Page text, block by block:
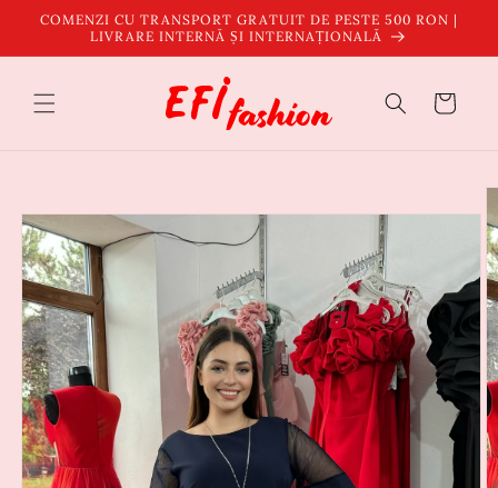
Salt la
conținut
COMENZI CU TRANSPORT GRATUIT DE PESTE 500 RON |
LIVRARE INTERNĂ ȘI INTERNAȚIONALĂ
Coș
despre
produs